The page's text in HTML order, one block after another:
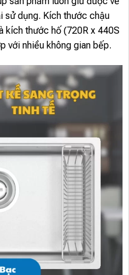
sử dụng. Kích thước chậu
kích thước hố (720R x 440S
với nhiều không gian bếp.